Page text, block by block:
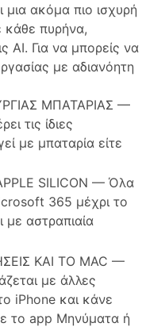
μια ακόμα πιο ισχυρή
κάθε πυρήνα,
AI. Για να μπορείς να
με αδιανόητη
ΜΠΑΤΑΡΙΑΣ —
τις ίδιες
με μπαταρία είτε
SILICON — Όλα
365 μέχρι το
αστραπιαία
ΚΑΙ ΤΟ MAC —
με άλλες
iPhone και κάνε
το app Μηνύματα ή